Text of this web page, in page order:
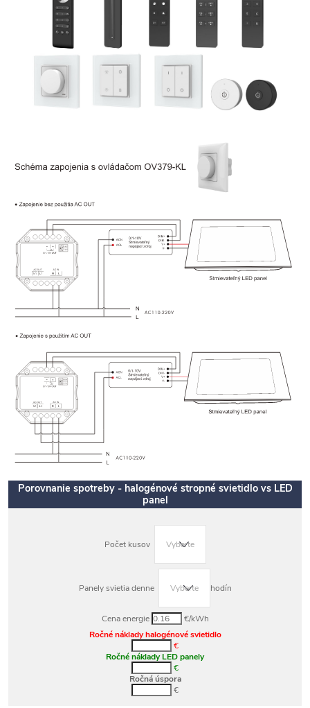
Porovnanie spotreby - halogénové stropné svietidlo vs LED
panel
Počet kusov
Panely svietia denne hodín
Cena energie
€/kWh
Ročné náklady halogénové svietidlo
€
Ročné náklady LED panely
€
Ročná úspora
€